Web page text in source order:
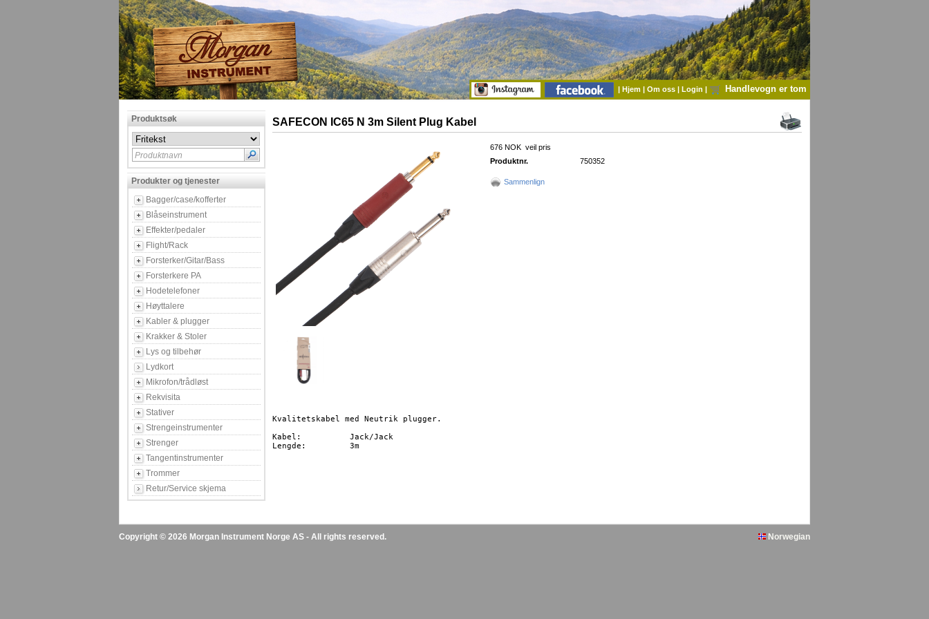
| Hjem | Om oss | Login | Handlevogn er tom
Produktsøk
Produktnavn
Produkter og tjenester
Bagger/case/kofferter
Blåseinstrument
Effekter/pedaler
Flight/Rack
Forsterker/Gitar/Bass
Forsterkere PA
Hodetelefoner
Høyttalere
Kabler & plugger
Krakker & Stoler
Lys og tilbehør
Lydkort
Mikrofon/trådløst
Rekvisita
Stativer
Strengeinstrumenter
Strenger
Tangentinstrumenter
Trommer
Retur/Service skjema
SAFECON IC65 N 3m Silent Plug Kabel
676 NOK veil pris
Produktnr.
750352
Sammenlign
Kvalitetskabel med Neutrik plugger.
Kabel:		Jack/Jack
Lengde:		3m
Copyright © 2026 Morgan Instrument Norge AS - All rights reserved. Norwegian